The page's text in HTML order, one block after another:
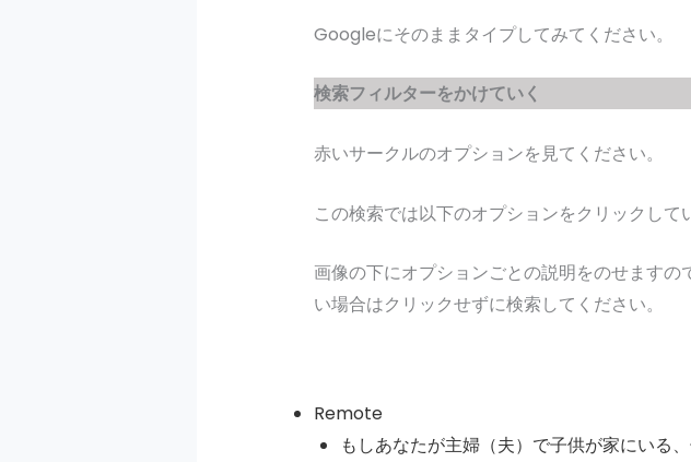
Googleにそのままタイプしてみてください。
検索フィルターをかけていく
赤いサークルのオプションを見てください。
この検索では以下のオプションをクリックして
画像の下にオプションごとの説明をのせますの
い場合はクリックせずに検索してください。
Remote
もしあなたが主婦（夫）で子供が家にいる